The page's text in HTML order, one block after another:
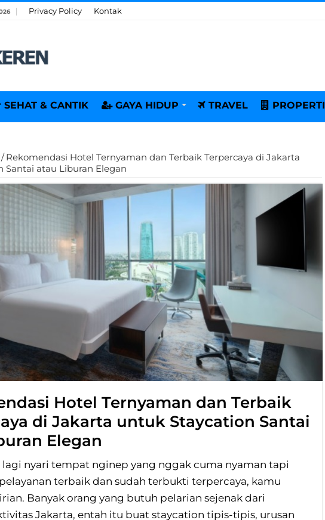
Privacy Policy Kontak
SEHAT & CANTIK GAYA HIDUP TRAVEL PROPERTI
/ Rekomendasi Hotel Ternyaman dan Terbaik Terpercaya di Jakarta
Santai atau Liburan Elegan
Hotel Ternyaman dan Terbaik
di Jakarta untuk Staycation Santai
Elegan
lagi nyari tempat nginep yang nggak cuma nyaman tapi
terbaik dan sudah terbukti terpercaya, kamu
Banyak orang yang butuh pelarian sejenak dari
Jakarta, entah itu buat staycation tipis-tipis, urusan